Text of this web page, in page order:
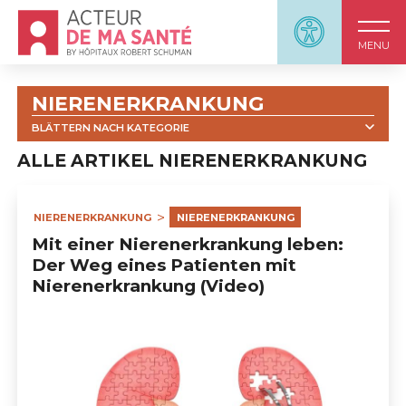
Panneau
MENU
Accueil - Acteur de ma santé, by HôpitauxRobert
NIERENERKRANKUNG
BLÄTTERN NACH KATEGORIE
INFORMATIONSMATERIAL
                            HÄMODIALYSE
ALLE ARTIKEL NIERENERKRANKUNG
NIERENERKRANKUNG NIERENERKRANKUNG
Mit einer Nierenerkrankung leben:
Der Weg eines Patienten mit
Nierenerkrankung (Video)